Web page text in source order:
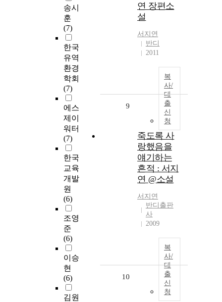
송시
훈
(7)
한국
유역
환경
학회
(7)
에스
제이
워터
(7)
한국
교육
개발
원
(6)
조영
준
(6)
이승
현
(6)
김원
연 장편소
설
서지연
반디
2011
복
사/
대
출
신
청
9
죽도록 사
랑했음을
얘기하는
흔적 : 서지
연 @소설
서지연
반디출판
사
2009
복
사/
대
출
신
청
10